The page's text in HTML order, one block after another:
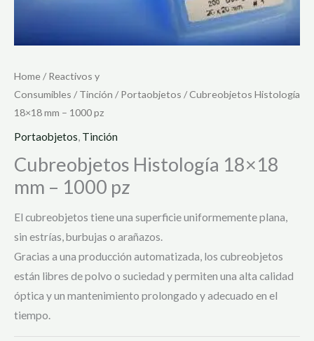
Home/Reactivos y
Consumibles /Tinción /Portaobjetos / Cubreobjetos Histología
18×18 mm – 1000 pz
Portaobjetos, Tinción
Cubreobjetos Histología 18×18
mm – 1000 pz
El cubreobjetos tiene una superficie uniformemente plana,
sin estrías, burbujas o arañazos.
Gracias a una producción automatizada, los cubreobjetos
están libres de polvo o suciedad y permiten una alta calidad
óptica y un mantenimiento prolongado y adecuado en el
tiempo.